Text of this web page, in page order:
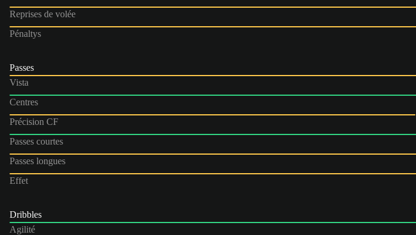
Reprises de volée
Pénaltys
Passes
Vista
Centres
Précision CF
Passes courtes
Passes longues
Effet
Dribbles
Agilité